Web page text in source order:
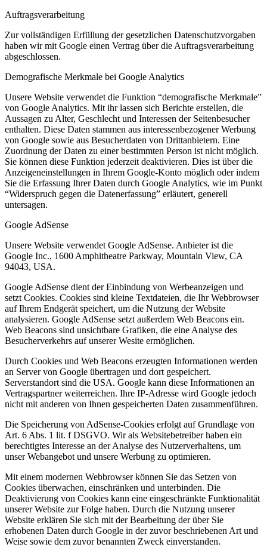
Auftragsverarbeitung
Zur vollständigen Erfüllung der gesetzlichen Datenschutzvorgaben
haben wir mit Google einen Vertrag über die Auftragsverarbeitung
abgeschlossen.
Demografische Merkmale bei Google Analytics
Unsere Website verwendet die Funktion “demografische Merkmale”
von Google Analytics. Mit ihr lassen sich Berichte erstellen, die
Aussagen zu Alter, Geschlecht und Interessen der Seitenbesucher
enthalten. Diese Daten stammen aus interessenbezogener Werbung
von Google sowie aus Besucherdaten von Drittanbietern. Eine
Zuordnung der Daten zu einer bestimmten Person ist nicht möglich.
Sie können diese Funktion jederzeit deaktivieren. Dies ist über die
Anzeigeneinstellungen in Ihrem Google-Konto möglich oder indem
Sie die Erfassung Ihrer Daten durch Google Analytics, wie im Punkt
“Widerspruch gegen die Datenerfassung” erläutert, generell
untersagen.
Google AdSense
Unsere Website verwendet Google AdSense. Anbieter ist die
Google Inc., 1600 Amphitheatre Parkway, Mountain View, CA
94043, USA.
Google AdSense dient der Einbindung von Werbeanzeigen und
setzt Cookies. Cookies sind kleine Textdateien, die Ihr Webbrowser
auf Ihrem Endgerät speichert, um die Nutzung der Website
analysieren. Google AdSense setzt außerdem Web Beacons ein.
Web Beacons sind unsichtbare Grafiken, die eine Analyse des
Besucherverkehrs auf unserer Wesite ermöglichen.
Durch Cookies und Web Beacons erzeugten Informationen werden
an Server von Google übertragen und dort gespeichert.
Serverstandort sind die USA. Google kann diese Informationen an
Vertragspartner weiterreichen. Ihre IP-Adresse wird Google jedoch
nicht mit anderen von Ihnen gespeicherten Daten zusammenführen.
Die Speicherung von AdSense-Cookies erfolgt auf Grundlage von
Art. 6 Abs. 1 lit. f DSGVO. Wir als Websitebetreiber haben ein
berechtigtes Interesse an der Analyse des Nutzerverhaltens, um
unser Webangebot und unsere Werbung zu optimieren.
Mit einem modernen Webbrowser können Sie das Setzen von
Cookies überwachen, einschränken und unterbinden. Die
Deaktivierung von Cookies kann eine eingeschränkte Funktionalität
unserer Website zur Folge haben. Durch die Nutzung unserer
Website erklären Sie sich mit der Bearbeitung der über Sie
erhobenen Daten durch Google in der zuvor beschriebenen Art und
Weise sowie dem zuvor benannten Zweck einverstanden.